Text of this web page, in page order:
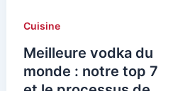
Cuisine
Meilleure vodka du
monde : notre top 7